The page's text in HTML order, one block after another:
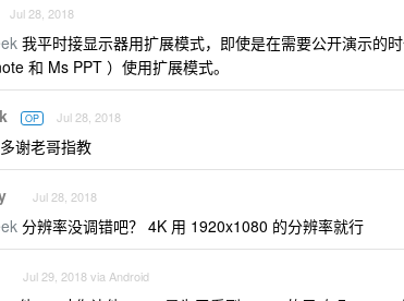
Jul 28, 2018
我平时接显示器用扩展模式，即使是在需要公开演示的
和 Ms PPT ）使用扩展模式。
OP Jul 28, 2018
多谢老哥指教
Jul 28, 2018
分辨率没调错吧？ 4K 用 1920x1080 的分辨率就行
Jul 29, 2018 via Android